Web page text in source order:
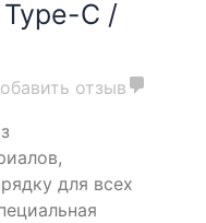
Type-C /
отзыв
для всех